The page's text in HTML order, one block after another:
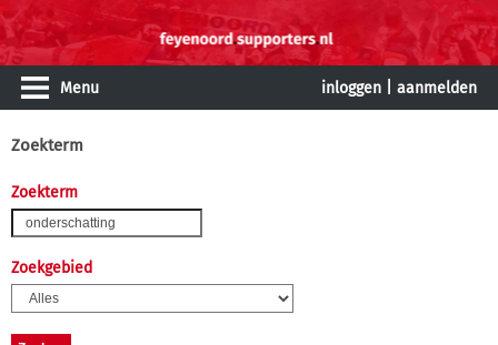
Menu inloggen aanmelden
Zoekterm
Zoekterm
Zoekgebied